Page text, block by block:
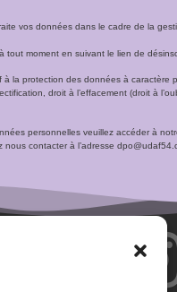
vos données dans le cadre de la
moment en suivant le lien de
la protection des données à caractère
droit à l’effacement (droit à
personnelles veuillez accéder à
contacter à l’adresse